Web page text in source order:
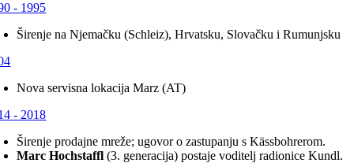
- 1995
Širenje na Njemačku (Schleiz), Hrvatsku, Slovačku i Rumunjsku
Nova servisna lokacija Marz (AT)
- 2018
Širenje prodajne mreže; ugovor o zastupanju s Kässbohrerom.
Marc Hochstaffl (3. generacija) postaje voditelj radionice Kundl.